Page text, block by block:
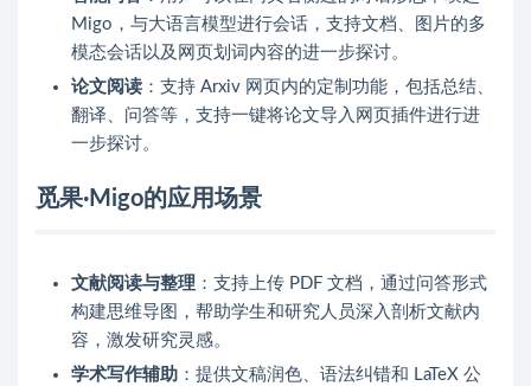
Migo，与大语言模型进行会话，支持文档、图片的多
模态会话以及网页划词内容的进一步探讨。
论文阅读 ：支持 Arxiv 网页内的定制功能，包括总结、
翻译、问答等，支持一键将论文导入网页插件进行进
一步探讨。
觅果·Migo的应用场景
文献阅读与整理 ：支持上传 PDF 文档，通过问答形式
构建思维导图，帮助学生和研究人员深入剖析文献内
容，激发研究灵感。
学术写作辅助 ：提供文稿润色、语法纠错和 LaTeX 公